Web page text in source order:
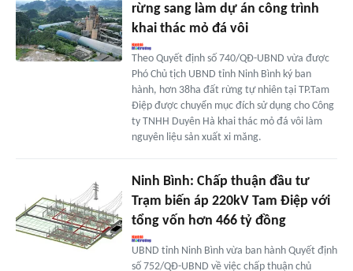
rừng sang làm dự án công trình
khai thác mỏ đá vôi
Theo Quyết định số 740/QĐ-UBND vừa được
Phó Chủ tịch UBND tỉnh Ninh Bình ký ban
hành, hơn 38ha đất rừng tự nhiên tại TP.Tam
Điệp được chuyển mục đích sử dụng cho Công
ty TNHH Duyên Hà khai thác mỏ đá vôi làm
nguyên liệu sản xuất xi măng.
Ninh Bình: Chấp thuận đầu tư
Trạm biến áp 220kV Tam Điệp với
tổng vốn hơn 466 tỷ đồng
UBND tỉnh Ninh Bình vừa ban hành Quyết định
số 752/QĐ-UBND về việc chấp thuận chủ